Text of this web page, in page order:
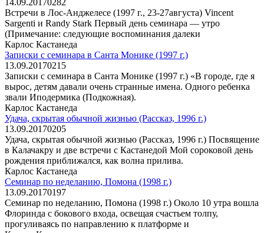
Встречи в Лос-Анджелесе (1997 г., 23-27августа) Vincent
Sargenti и Randy Stark Первый день семинара — утро
(Примечание: следующие воспоминания далеки
Карлос Кастанеда
Записки с семинара в Санта Монике (1997 г.)
13.09.20170215
Записки с семинара в Санта Монике (1997 г.) «В городе, где я
вырос, детям давали очень странные имена. Одного ребенка
звали Иподермика (Подкожная).
Карлос Кастанеда
Удача, скрытая обычной жизнью (Рассказ, 1996 г.)
13.09.20170205
Удача, скрытая обычной жизнью (Рассказ, 1996 г.) Посвящение
в Калачакру и две встречи с Кастанедой Мой сороковой день
рождения приближался, как волна прилива.
Карлос Кастанеда
Семинар по неделанию, Помона (1998 г.)
13.09.20170197
Семинар по неделанию, Помона (1998 г.) Около 10 утра вошла
Флоринда с бокового входа, освещая счастьем толпу,
прогуливаясь по направлению к платформе и